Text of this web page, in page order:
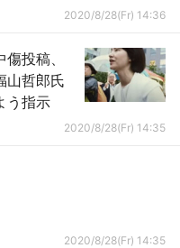
2020/8/28(Fr) 14:36
投稿、
山哲郎氏
う指示
2020/8/28(Fr) 14:35
2020/8/28(Fr) 14:35